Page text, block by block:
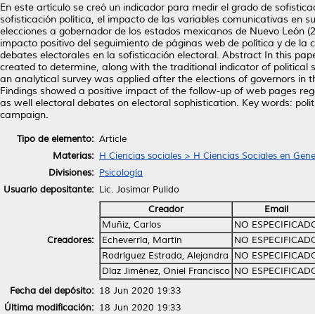
En este artículo se creó un indicador para medir el grado de
sofisticación política, el impacto de las variables comunicativas en
elecciones a gobernador de los estados mexicanos de Nuevo León
impacto positivo del seguimiento de páginas web de política y de
debates electorales en la sofisticación electoral. Abstract In this
created to determine, along with the traditional indicator of political
an analytical survey was applied after the elections of governors in
Findings showed a positive impact of the follow-up of web pages
as well electoral debates on electoral sophistication. Key words:
campaign.
Tipo de elemento: Article
Materias: H Ciencias sociales > H Ciencias Sociales en
Divisiones: Psicología
Usuario depositante: Lic. Josimar Pulido
Creadores:
Creador
Email
Muñiz, Carlos
NO
Echeverría, Martín
NO
Rodríguez Estrada, Alejandra
NO
Díaz Jiménez, Oniel Francisco NO
Fecha del depósito: 18 Jun 2020 19:33
Última modificación: 18 Jun 2020 19:33